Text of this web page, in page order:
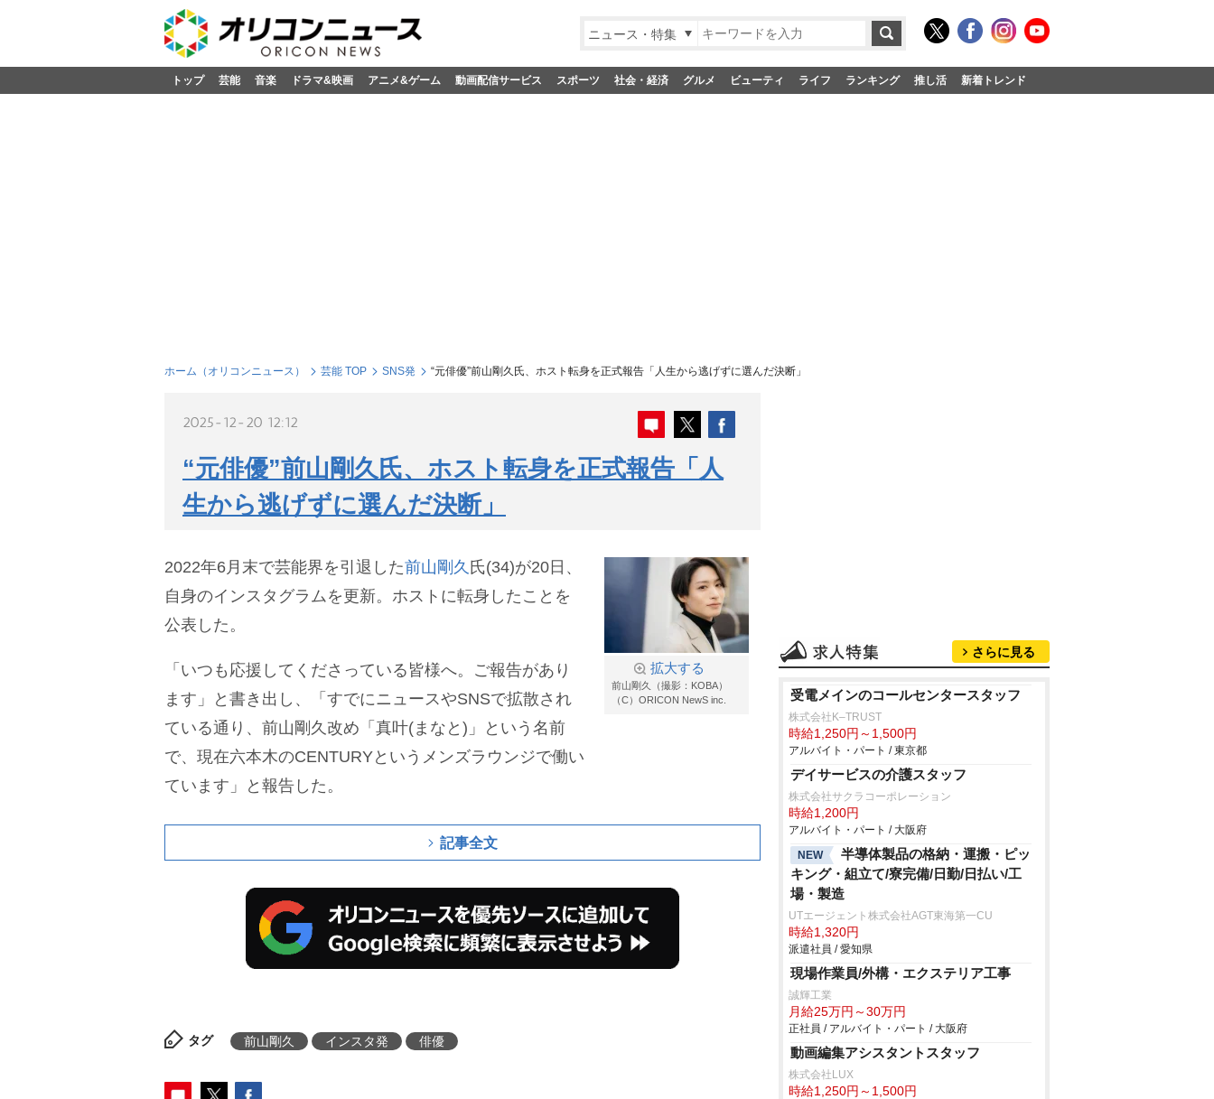
ニュース・特集
トップ 芸能 音楽 ドラマ&映画 アニメ&ゲーム 動画配信サービス スポーツ 社会・経済 グルメ ビューティ ライフ ランキング 推し活 新着トレンド
ホーム（オリコンニュース） 芸能 TOP SNS発 “元俳優”前山剛久氏、ホスト転身を正式報告「人生から逃げずに選んだ決断」
2025-12-20 12:12
“元俳優”前山剛久氏、ホスト転身を正式報告「人
生から逃げずに選んだ決断」
拡大する
前山剛久（撮影：KOBA）
（C）ORICON NewS inc.
2022年6月末で芸能界を引退した前山剛久 氏(34)が20日、
自身のインスタグラムを更新。ホストに転身したことを
公表した。
「いつも応援してくださっている皆様へ。ご報告があり
ます」と書き出し、「すでにニュースやSNSで拡散され
ている通り、前山剛久改め「真叶(まなと)」という名前
で、現在六本木のCENTURYというメンズラウンジで働い
ています」と報告した。
記事全文
タグ 前山剛久 インスタ発 俳優
さらに見る
受電メインのコールセンタースタッフ
株式会社K–TRUST
時給1,250円～1,500円
アルバイト・パート / 東京都
デイサービスの介護スタッフ
株式会社サクラコーポレーション
時給1,200円
アルバイト・パート / 大阪府
NEW
半導体製品の格納・運搬・ピッ
キング・組立て/寮完備/日勤/日払い/工
場・製造
UTエージェント株式会社AGT東海第一CU
時給1,320円
派遣社員 / 愛知県
現場作業員/外構・エクステリア工事
誠輝工業
月給25万円～30万円
正社員 / アルバイト・パート / 大阪府
動画編集アシスタントスタッフ
株式会社LUX
時給1,250円～1,500円